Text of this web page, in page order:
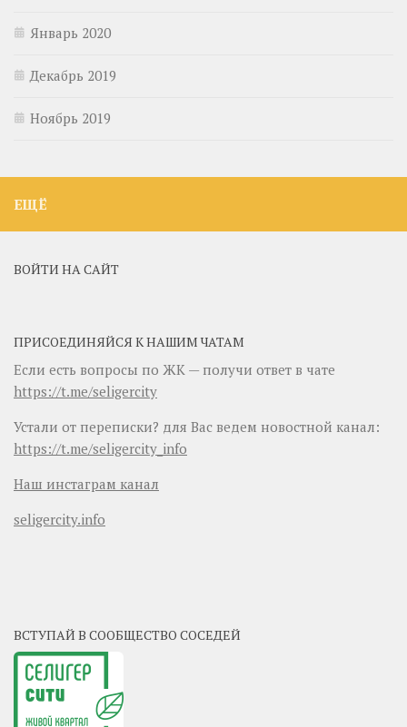
Январь 2020
Декабрь 2019
Ноябрь 2019
ЕЩЁ
ВОЙТИ НА САЙТ
ПРИСОЕДИНЯЙСЯ К НАШИМ ЧАТАМ
Если есть вопросы по ЖК — получи ответ в чате
https://t.me/seligercity
Устали от переписки? для Вас ведем новостной канал:
https://t.me/seligercity_info
Наш инстаграм канал
seligercity.info
ВСТУПАЙ В СООБЩЕСТВО СОСЕДЕЙ